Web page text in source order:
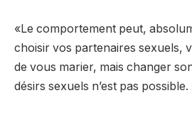
«Le comportement peut,
choisir vos partenaires sexuels,
de vous marier, mais changer
désirs sexuels n’est pas possible.